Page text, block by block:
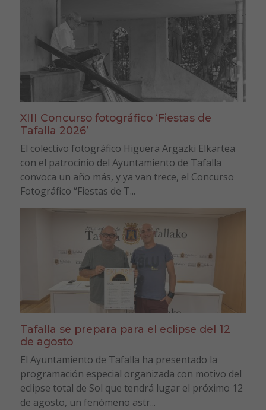
XIII Concurso fotográfico ‘Fiestas de
Tafalla 2026’
El colectivo fotográfico Higuera Argazki Elkartea
con el patrocinio del Ayuntamiento de Tafalla
convoca un año más, y ya van trece, el Concurso
Fotográfico “Fiestas de T...
Tafalla se prepara para el eclipse del 12
de agosto
El Ayuntamiento de Tafalla ha presentado la
programación especial organizada con motivo del
eclipse total de Sol que tendrá lugar el próximo 12
de agosto, un fenómeno astr...